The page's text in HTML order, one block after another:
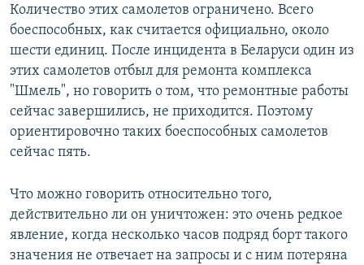
Количество этих самолетов ограничено. Всего
боеспособных, как считается официально, около
шести единиц. После инцидента в Беларуси один из
этих самолетов отбыл для ремонта комплекса
"Шмель", но говорить о том, что ремонтные работы
сейчас завершились, не приходится. Поэтому
ориентировочно таких боеспособных самолетов
сейчас пять.
Что можно говорить относительно того,
действительно ли он уничтожен: это очень редкое
явление, когда несколько часов подряд борт такого
значения не отвечает на запросы и с ним потеряна